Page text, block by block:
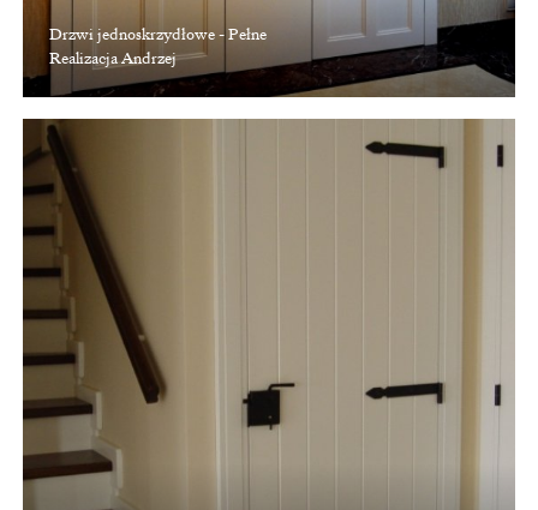
Drzwi jednoskrzydłowe - Pełne
Realizacja Andrzej